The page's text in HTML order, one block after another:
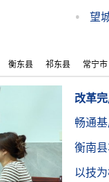
望
衡东县 祁东县 常宁市
改革
质生活
畅通
生实事
衡南
生产
以技